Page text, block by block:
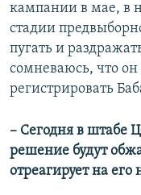
кампании в мае, в
стадии
пугать и
сомневаюсь, что он
регистрировать
– Сегодня в штабе
решение будут
отреагирует на